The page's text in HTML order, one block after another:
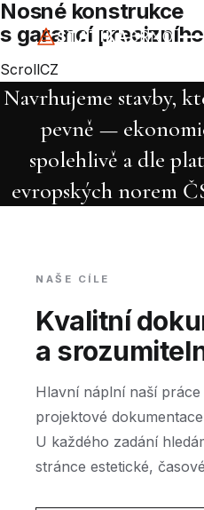
STATIKABRNO
Nosné konstrukce
s garancí
ScrollCZ
Navrhujeme stavby,
pevně —
spolehlivě a dle
evropských norem
NAŠE CÍLE
Kvalitní
a
Hlavní náplní naší
projektové
U každého zadání
stránce estetické,